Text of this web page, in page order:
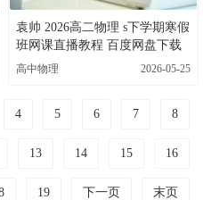
袁帅 2026高二物理 s下学期寒假
班网课直播教程 百度网盘下载
高中物理 2026-05-25
4 5 6 7 8
13 14 15 16
19 下一页 末页